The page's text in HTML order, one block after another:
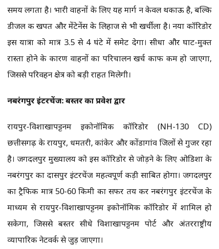
समय लगता है। भारी वाहनों के लिए यह मार्ग न केवल थकाऊ है, बल्कि
डीजल की खपत और मेंटेनेंस के लिहाज से भी खर्चीला है। नया कॉरिडोर
इस यात्रा को मात्र 3.5 से 4 घंटे में समेट देगा। सीधा और घाट-मुक्त
रास्ता होने के कारण वाहनों का परिचालन खर्च काफी कम हो जाएगा,
जिससे परिवहन क्षेत्र को बड़ी राहत मिलेगी।
नबरंगपुर इंटरचेंज: बस्तर का प्रवेश द्वार
रायपुर-विशाखापट्टनम इकोनॉमिक कॉरिडोर (NH-130 CD)
छत्तीसगढ़ के रायपुर, धमतरी, कांकेर और कोंडागांव जिलों से गुजर रहा
है। जगदलपुर मुख्यालय को इस कॉरिडोर से जोड़ने के लिए ओडिशा के
नबरंगपुर का दासपुर इंटरचेंज महत्वपूर्ण कड़ी साबित होगा। जगदलपुर
का ट्रैफिक मात्र 50-60 किमी का सफर तय कर नबरंगपुर इंटरचेंज के
माध्यम से रायपुर-विशाखापट्टनम इकोनॉमिक कॉरिडोर में शामिल हो
सकेगा, जिससे बस्तर सीधे विशाखापट्टनम पोर्ट और अंतरराष्ट्रीय
व्यापारिक नेटवर्क से जुड़ जाएगा।